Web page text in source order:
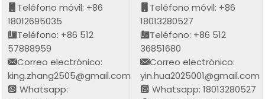
Teléfono móvil: +86
18012695035
Teléfono: +86 512
57888959
Correo electrónico:
king.zhang2505@gmail.com
Whatsapp:
Teléfono móvil: +86
18013280527
Teléfono: +86 512
36851680
Correo electrónico:
yin.hua2025001@gmail.com
Whatsapp: 18013280527